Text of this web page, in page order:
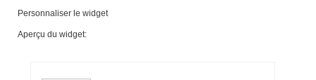
Personnaliser le widget
Aperçu du widget: